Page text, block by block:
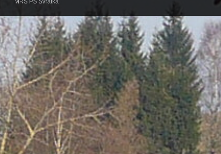
MRS PS Svratka